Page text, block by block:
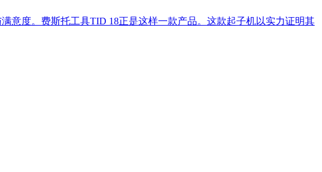
意度。费斯托工具TID 18正是这样一款产品。这款起子机以实力证明其